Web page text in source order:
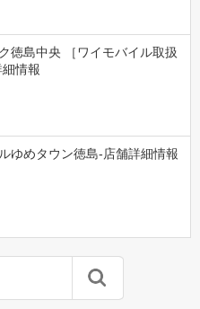
徳島中央 ［ワイモバイル取扱
情報
ゆめタウン徳島-店舗詳細情報